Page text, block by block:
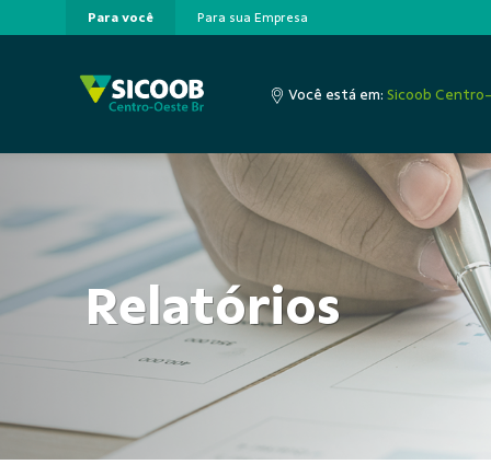
Pular para o Conteúdo principal
Para você Para sua Empresa
Você está em:Sicoob
Relatórios